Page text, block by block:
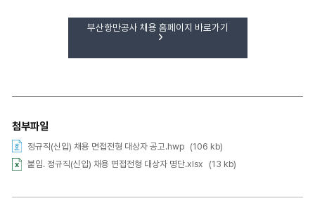
부산항만공사 채용 홈페이지 바로가기
첨부파일
정규직(신입) 채용 면접전형 대상자 공고.hwp (106 kb)
붙임. 정규직(신입) 채용 면접전형 대상자 명단.xlsx
(13 kb)